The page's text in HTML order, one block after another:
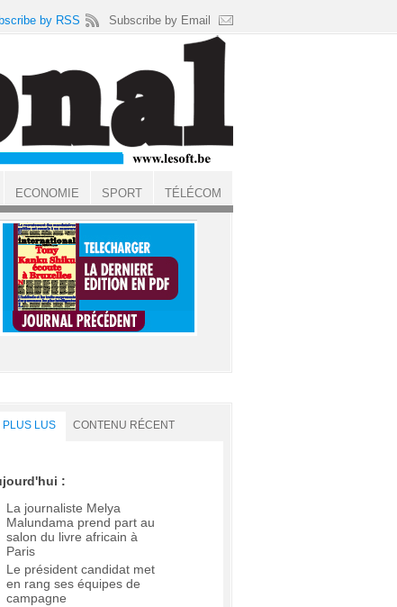
PLUS LUS CONTENU RÉCENT
:
La journaliste Melya
Malundama prend part au
salon du livre africain à
Paris
Le président candidat met
en rang ses équipes de
campagne
by RSS Subscribe by Email
ECONOMIE SPORT TÉLÉCOM